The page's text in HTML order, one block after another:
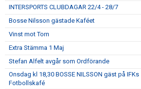
INTERSPORTS CLUBDAGAR 22/4 - 28/7
Bosse Nilsson gästade Kaféet
Vinst mot Torn
Extra Stämma 1 Maj
Stefan Alfelt avgår som Ordförande
Onsdag kl 18,30 BOSSE NILSSON gäst på IFKs
Fotbollskafé